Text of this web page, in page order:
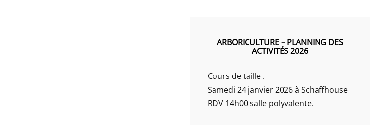
ARBORICULTURE – PLANNING DES
ACTIVITÉS 2026
Cours de taille :
Samedi 24 janvier 2026 à Schaffhouse
RDV 14h00 salle polyvalente.